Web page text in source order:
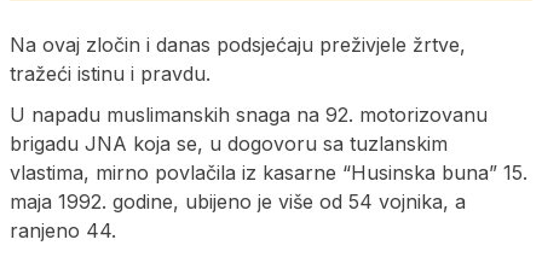
Na ovaj zločin i danas podsjećaju preživjele žrtve,
tražeći istinu i pravdu.
U napadu muslimanskih snaga na 92. motorizovanu
brigadu JNA koja se, u dogovoru sa tuzlanskim
vlastima, mirno povlačila iz kasarne “Husinska buna” 15.
maja 1992. godine, ubijeno je više od 54 vojnika, a
ranjeno 44.